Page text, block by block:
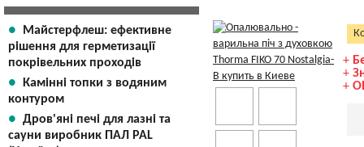
Майстерфлеш: ефективне
рішення для герметизації
покрівельних проходів
Камінні топки з водяним
контуром
Дров'яні печі для лазні та
сауни виробник ПАЛ PAL
+
+
+